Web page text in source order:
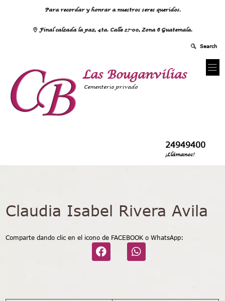
Para recordar y honrar a nuestros seres queridos.
Final calzada la paz, 4ta. Calle 27-00, Zona 6 Guatemala.
Las Bouganvilias
Cementerio privado
24949400
¡Llámanos!
Claudia Isabel Rivera Avila
Comparte dando clic en el icono de FACEBOOK o WhatsApp: